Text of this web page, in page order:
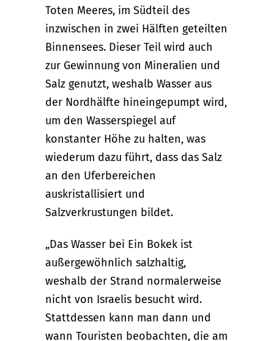
Toten Meeres, im Südteil des
inzwischen in zwei Hälften geteilten
Binnensees. Dieser Teil wird auch
zur Gewinnung von Mineralien und
Salz genutzt, weshalb Wasser aus
der Nordhälfte hineingepumpt wird,
um den Wasserspiegel auf
konstanter Höhe zu halten, was
wiederum dazu führt, dass das Salz
an den Uferbereichen
auskristallisiert und
Salzverkrustungen bildet.
„Das Wasser bei Ein Bokek ist
außergewöhnlich salzhaltig,
weshalb der Strand normalerweise
nicht von Israelis besucht wird.
Stattdessen kann man dann und
wann Touristen beobachten, die am